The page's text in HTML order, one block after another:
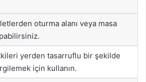
oturma alanı veya masa
yerden tasarruflu bir şekilde
için kullanın.